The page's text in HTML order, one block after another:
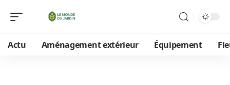
Actu Aménagement extérieur Équipement